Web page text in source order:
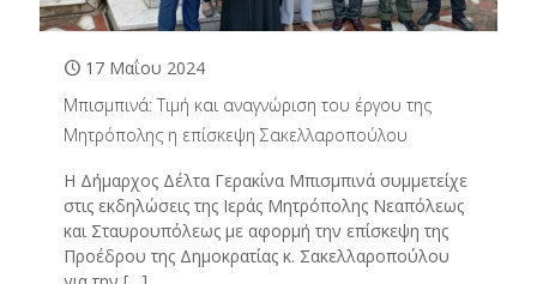
17 Μαΐου 2024
Μπισμπινά: Τιμή και αναγνώριση του έργου της
Μητρόπολης η επίσκεψη Σακελλαροπούλου
Η Δήμαρχος Δέλτα Γερακίνα Μπισμπινά συμμετείχε
στις εκδηλώσεις της Ιεράς Μητρόπολης Νεαπόλεως
και Σταυρουπόλεως με αφορμή την επίσκεψη της
Προέδρου της Δημοκρατίας κ. Σακελλαροπούλου